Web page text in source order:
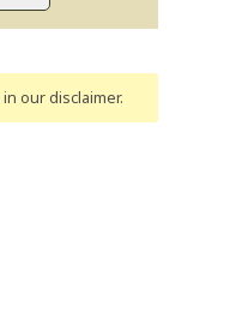
in our disclaimer.